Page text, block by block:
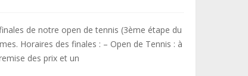
de notre open de tennis (3ème étape du
Horaires des finales : – Open de Tennis : à
des prix et un